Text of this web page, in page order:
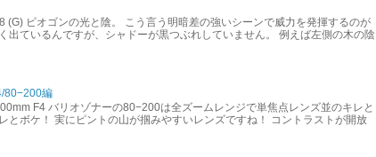
(G) ビオゴンの光と陰。 こう言う明暗差の強いシーンで威力を発揮するのが
出ているんですが、シャドーが黒つぶれしていません。 例えば左側の木の陰
80−200編
F4 バリオゾナーの80−200は全ズームレンジで単焦点レンズ並のキレと
とボケ！ 実にピントの山が掴みやすいレンズですね！ コントラストが開放